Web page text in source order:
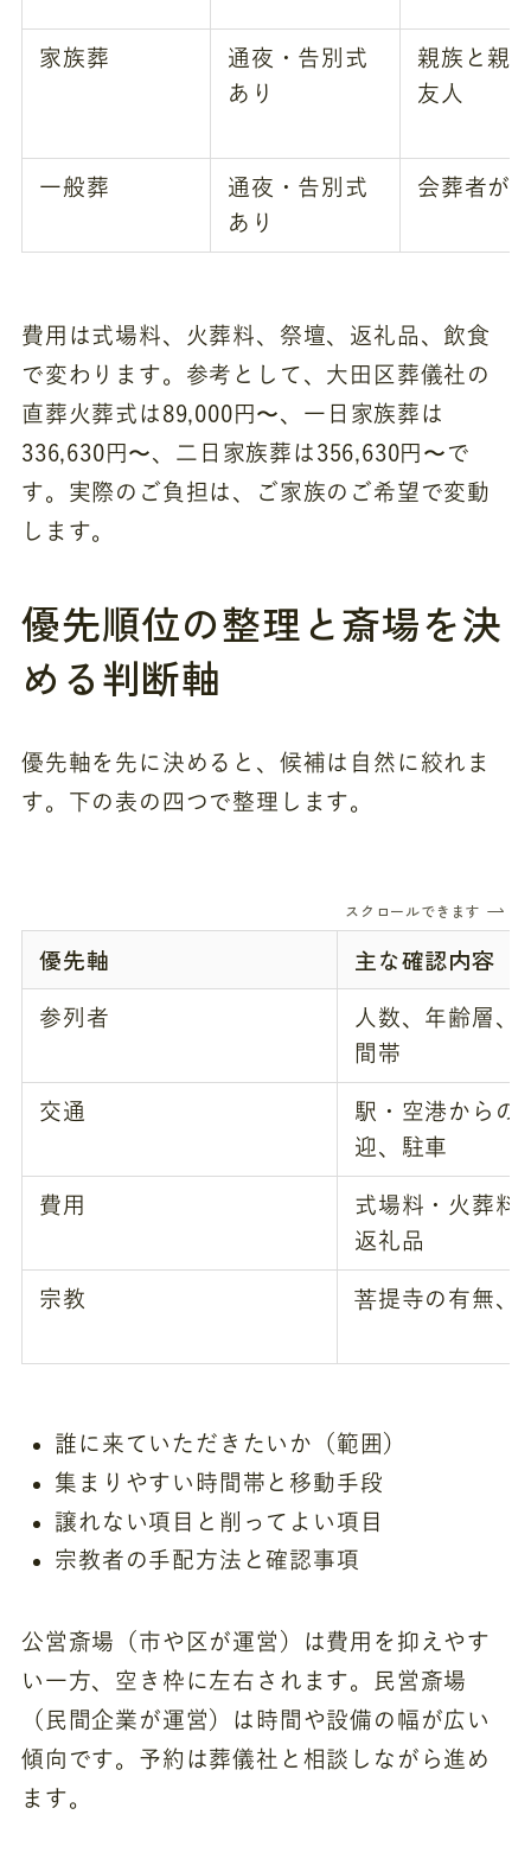
家族葬
通夜・告別式
あり
親族と親
友人
一般葬
通夜・告別式
あり
会葬者が
費用は式場料、火葬料、祭壇、返礼品、飲食
で変わります。参考として、大田区葬儀社の
直葬火葬式は89,000円〜、一日家族葬は
336,630円〜、二日家族葬は356,630円〜で
す。実際のご負担は、ご家族のご希望で変動
します。
優先順位の整理と斎場を決
める判断軸
優先軸を先に決めると、候補は自然に絞れま
す。下の表の四つで整理します。
スクロールできます
優先軸 主な確認内容
参列者
人数、年齢層、
間帯
交通
駅・空港からの
迎、駐車
費用
式場料・火葬料
返礼品
宗教 菩提寺の有無、
誰に来ていただきたいか（範囲）
集まりやすい時間帯と移動手段
譲れない項目と削ってよい項目
宗教者の手配方法と確認事項
公営斎場（市や区が運営）は費用を抑えやす
い一方、空き枠に左右されます。民営斎場
（民間企業が運営）は時間や設備の幅が広い
傾向です。予約は葬儀社と相談しながら進め
ます。